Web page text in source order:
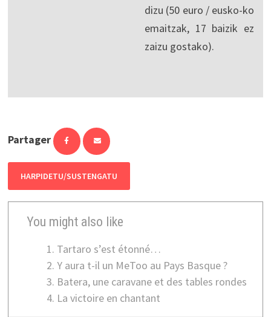
dizu (50 euro / eusko-ko
emaitzak, 17 baizik ez
zaizu gostako).
Partager
HARPIDETU/SUSTENGATU
You might also like
Tartaro s’est étonné…
Y aura t-il un MeToo au Pays Basque ?
Batera, une caravane et des tables rondes
La victoire en chantant